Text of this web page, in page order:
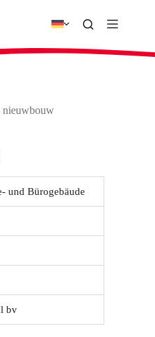
nieuwbouw
und Bürogebäude
bv